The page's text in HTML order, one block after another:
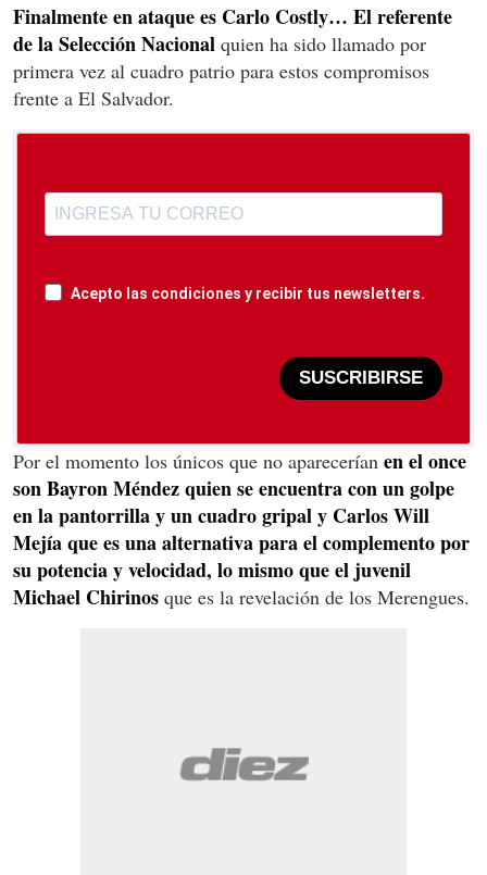
Finalmente en ataque es Carlo Costly… El referente
de la Selección Nacional quien ha sido llamado por
primera vez al cuadro patrio para estos compromisos
frente a El Salvador.
Acepto las condiciones y recibir tus newsletters.
SUSCRIBIRSE
Por el momento los únicos que no aparecerían en el once
son Bayron Méndez quien se encuentra con un golpe
en la pantorrilla y un cuadro gripal y Carlos Will
Mejía que es una alternativa para el complemento por
su potencia y velocidad, lo mismo que el juvenil
Michael Chirinos que es la revelación de los Merengues.